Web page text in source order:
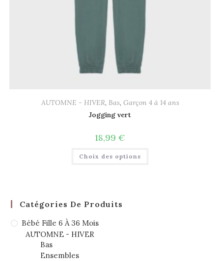
AUTOMNE - HIVER, Bas, Garçon 4 à 14 ans
Jogging vert
18,99 €
Choix des options
Catégories De Produits
Bébé Fille 6 À 36 Mois
AUTOMNE - HIVER
Bas
Ensembles